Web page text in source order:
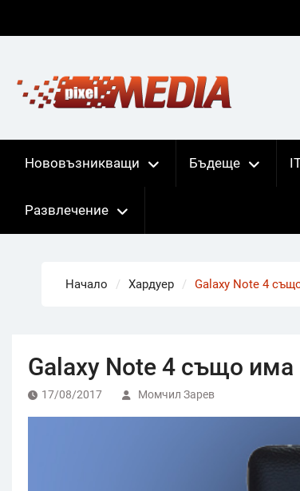
Нововъзникващи Бъдеще
Развлечение
Начало Хардуер Galaxy Note 4
Galaxy Note 4 също има
17/08/2017 Момчил Зарев